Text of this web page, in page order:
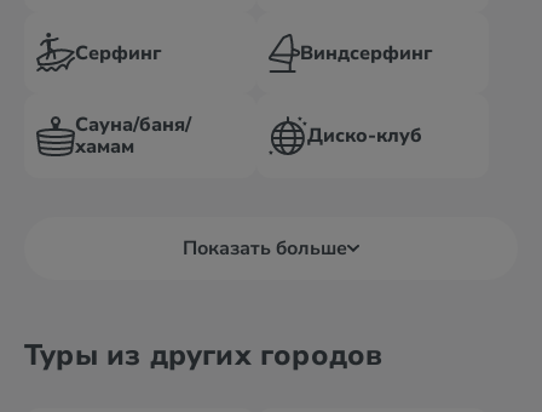
Серфинг Виндсерфинг
Сауна/баня/
хамам
Диско-клуб
Показать больше
Туры из других городов